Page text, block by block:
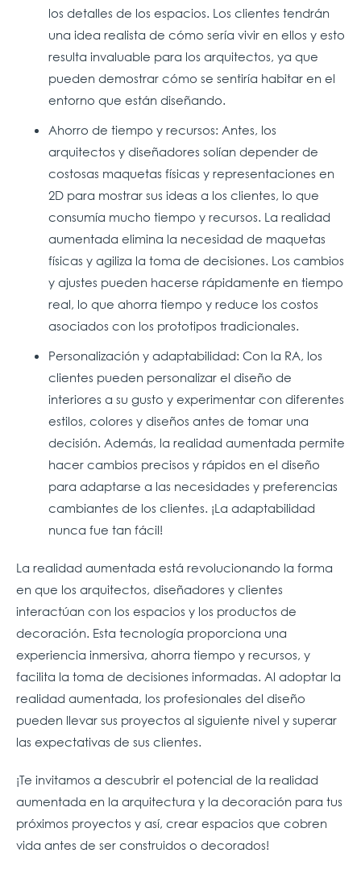
los detalles de los espacios. Los clientes tendrán
una idea realista de cómo sería vivir en ellos y esto
resulta invaluable para los arquitectos, ya que
pueden demostrar cómo se sentiría habitar en el
entorno que están diseñando.
Ahorro de tiempo y recursos: Antes, los
arquitectos y diseñadores solían depender de
costosas maquetas físicas y representaciones en
2D para mostrar sus ideas a los clientes, lo que
consumía mucho tiempo y recursos. La realidad
aumentada elimina la necesidad de maquetas
físicas y agiliza la toma de decisiones. Los cambios
y ajustes pueden hacerse rápidamente en tiempo
real, lo que ahorra tiempo y reduce los costos
asociados con los prototipos tradicionales.
Personalización y adaptabilidad: Con la RA, los
clientes pueden personalizar el diseño de
interiores a su gusto y experimentar con diferentes
estilos, colores y diseños antes de tomar una
decisión. Además, la realidad aumentada permite
hacer cambios precisos y rápidos en el diseño
para adaptarse a las necesidades y preferencias
cambiantes de los clientes. ¡La adaptabilidad
nunca fue tan fácil!
La realidad aumentada está revolucionando la forma
en que los arquitectos, diseñadores y clientes
interactúan con los espacios y los productos de
decoración. Esta tecnología proporciona una
experiencia inmersiva, ahorra tiempo y recursos, y
facilita la toma de decisiones informadas. Al adoptar la
realidad aumentada, los profesionales del diseño
pueden llevar sus proyectos al siguiente nivel y superar
las expectativas de sus clientes.
¡Te invitamos a descubrir el potencial de la realidad
aumentada en la arquitectura y la decoración para tus
próximos proyectos y así, crear espacios que cobren
vida antes de ser construidos o decorados!